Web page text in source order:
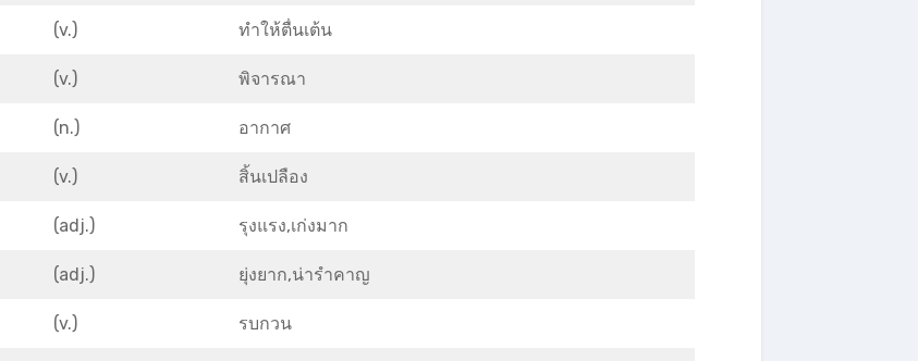
(v.) ทำให้ตื่นเต้น
(v.) พิจารณา
(n.) อากาศ
(v.) สิ้นเปลือง
(adj.) รุงแรง,เก่งมาก
(adj.) ยุ่งยาก,น่ารำคาญ
(v.) รบกวน